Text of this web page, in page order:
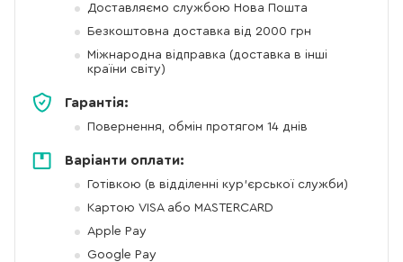
Доставляємо службою Нова Пошта
Безкоштовна доставка від 2000 грн
Міжнародна відправка (доставка в інші
країни світу)
Гарантія:
Повернення, обмін протягом 14 днів
Варіанти оплати:
Готівкою (в відділенні кур'єрської служби)
Картою VISA або MASTERCARD
Apple Pay
Google Pay